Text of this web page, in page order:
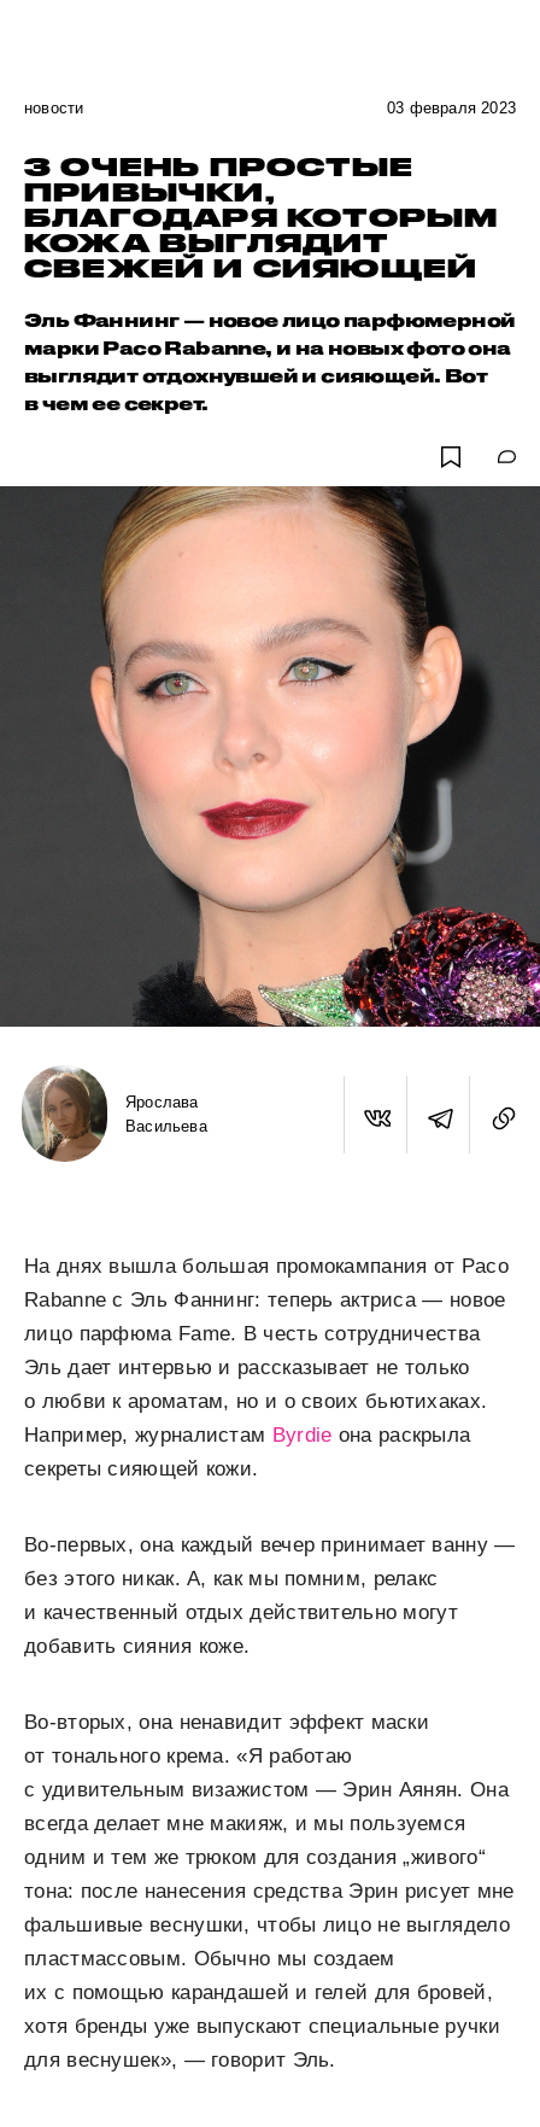
новости 03 февраля 2023
3 ОЧЕНЬ ПРОСТЫЕ
ПРИВЫЧКИ,
БЛАГОДАРЯ КОТОРЫМ
КОЖА ВЫГЛЯДИТ
СВЕЖЕЙ И СИЯЮЩЕЙ
Эль Фаннинг — новое лицо парфюмерной
марки Paco Rabanne, и на новых фото она
выглядит отдохнувшей и сияющей. Вот
в чем ее секрет.
Ярослава
Васильева
На днях вышла большая промокампания от Paco
Rabanne с Эль Фаннинг: теперь актриса — новое
лицо парфюма Fame. В честь сотрудничества
Эль дает интервью и рассказывает не только
о любви к ароматам, но и о своих бьютихаках.
Например, журналистам Byrdie она раскрыла
секреты сияющей кожи.
Во-первых, она каждый вечер принимает ванну —
без этого никак. А, как мы помним, релакс
и качественный отдых действительно могут
добавить сияния коже.
Во-вторых, она ненавидит эффект маски
от тонального крема. «Я работаю
с удивительным визажистом — Эрин Аянян. Она
всегда делает мне макияж, и мы пользуемся
одним и тем же трюком для создания „живого“
тона: после нанесения средства Эрин рисует мне
фальшивые веснушки, чтобы лицо не выглядело
пластмассовым. Обычно мы создаем
их с помощью карандашей и гелей для бровей,
хотя бренды уже выпускают специальные ручки
для веснушек», — говорит Эль.